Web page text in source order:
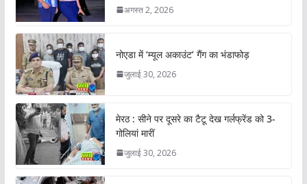
अगस्त 2, 2026
नोएडा में ‘म्यूल अकाउंट’ गैंग का भंडाफोड़
जुलाई 30, 2026
मेरठ : सीने पर दूसरे का टैटू देख गर्लफ्रेंड को 3-
गोलियां मारीं
जुलाई 30, 2026